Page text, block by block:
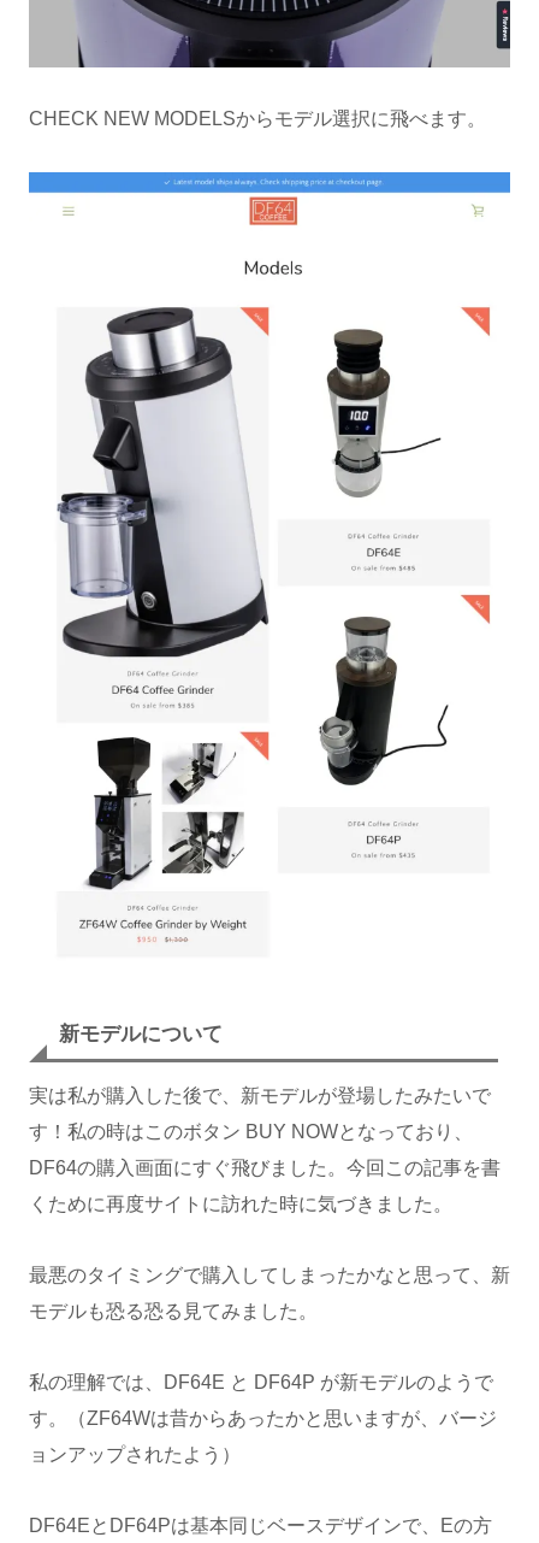
CHECK NEW MODELSからモデル選択に飛べます。
新モデルについて
実は私が購入した後で、新モデルが登場したみたいで
す！私の時はこのボタン BUY NOWとなっており、
DF64の購入画面にすぐ飛びました。今回この記事を書
くために再度サイトに訪れた時に気づきました。
最悪のタイミングで購入してしまったかなと思って、新
モデルも恐る恐る見てみました。
私の理解では、DF64E と DF64P が新モデルのようで
す。（ZF64Wは昔からあったかと思いますが、バージ
ョンアップされたよう）
DF64EとDF64Pは基本同じベースデザインで、Eの方